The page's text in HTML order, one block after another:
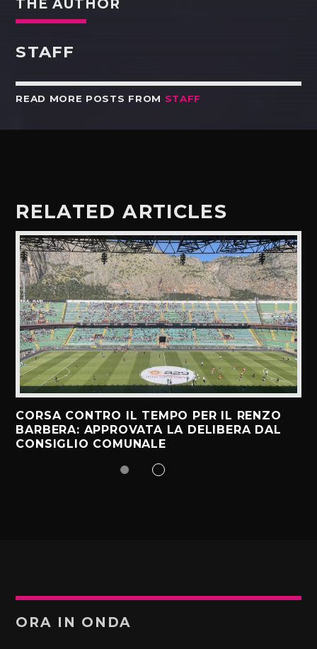
THE AUTHOR
STAFF
READ MORE POSTS FROM STAFF
RELATED ARTICLES
CORSA CONTRO IL TEMPO PER IL RENZO
BARBERA: APPROVATA LA DELIBERA DAL
CONSIGLIO COMUNALE
ORA IN ONDA